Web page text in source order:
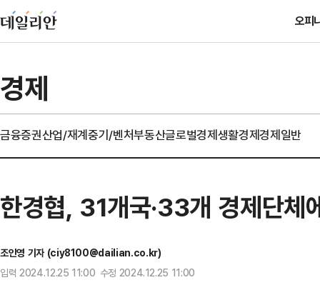
오피
경제
금융증권산업/재계중기/벤처부동산글로벌경제생활경제경제일반
한경협, 31개국·33개 경제단체
조인영 기자 (ciy8100@dailian.co.kr)
입력 2024.12.25 11:00 수정 2024.12.25 11:00